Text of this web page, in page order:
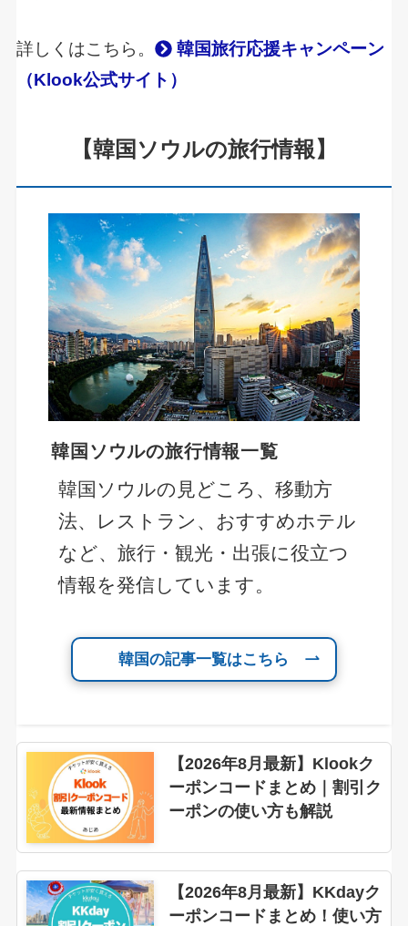
詳しくはこちら。
韓国旅行応援キャンペーン
（Klook公式サイト）
【韓国ソウルの旅行情報】
韓国ソウルの旅行情報一覧
韓国ソウルの見どころ、移動方
法、レストラン、おすすめホテル
など、旅行・観光・出張に役立つ
情報を発信しています。
韓国の記事一覧はこちら
【2026年8月最新】Klookク
ーポンコードまとめ｜割引ク
ーポンの使い方も解説
【2026年8月最新】KKdayク
ーポンコードまとめ！使い方